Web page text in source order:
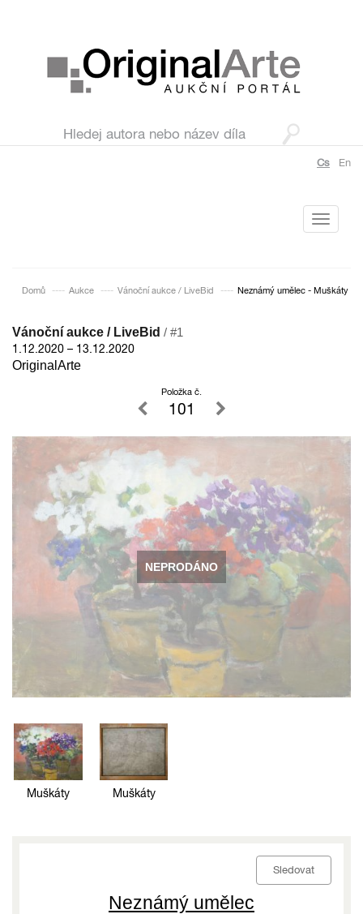
Cs En
Toggle
Domů Aukce Vánoční aukce / LiveBid Neznámý umělec - Muškáty
Vánoční aukce / LiveBid / #1
1.12.2020 – 13.12.2020
OriginalArte
Položka č.
101
NEPRODÁNO
Muškáty Muškáty
Sledovat
Neznámý umělec